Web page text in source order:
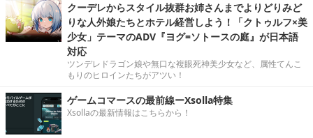
クーデレからスタイル抜群お姉さんまでよりどりみど
りな人外娘たちとホテル経営しよう！「クトゥルフ×美
少女」テーマのADV『ヨグ=ソトースの庭』が日本語
対応
ツンデレドラゴン娘や無口な複眼死神美少女など、属性てんこ
もりのヒロインたちがアツい！
ゲームコマースの最前線ーXsolla特集
Xsollaの最新情報はこちらから！